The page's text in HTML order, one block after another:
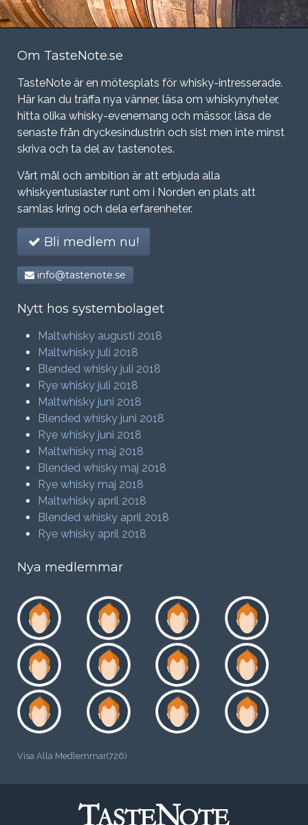
Om TasteNote.se
TasteNote är en mötesplats för whisky-intresserade.
Här kan du träffa nya vänner, läsa om whiskynyheter,
hitta olika whisky-evenemang och mässor, läsa de
senaste från dryckesindustrin och sist men inte minst
skriva och ta del av tastenotes.
Vårt mål och ambition är att erbjuda alla
whiskyentusiaster runt om i Norden en plats att
samlas kring och dela erfarenheter.
Bli medlem nu!
info@tastenote.se
Nytt hos systembolaget
Maltwhisky augusti 2018
Maltwhisky juli 2018
Blended whisky juli 2018
Rye whisky juli 2018
Maltwhisky juni 2018
Blended whisky juni 2018
Rye whisky juni 2018
Maltwhisky maj 2018
Blended whisky maj 2018
Rye whisky maj 2018
Maltwhisky april 2018
Blended whisky april 2018
Rye whisky april 2018
Nya medlemmar
Visa Alla Medlemmar(726)